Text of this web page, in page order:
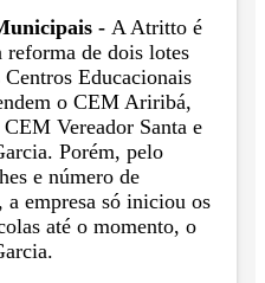
- A Atritto é
reforma de dois lotes
Educacionais
o CEM Ariribá,
Vereador Santa e
Porém, pelo
e número de
empresa só iniciou os
até o momento, o